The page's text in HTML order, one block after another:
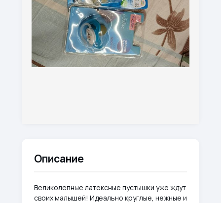
Описание
Великолепные латексные пустышки уже ждут
своих малышей! Идеально круглые, нежные и